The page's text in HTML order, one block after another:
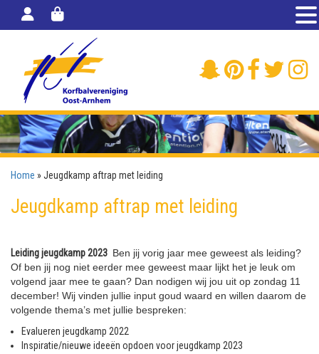
Home »Jeugdkamp aftrap met leiding
Jeugdkamp aftrap met leiding
Leiding jeugdkamp 2023 Ben jij vorig jaar mee geweest als leiding?
Of ben jij nog niet eerder mee geweest maar lijkt het je leuk om
volgend jaar mee te gaan? Dan nodigen wij jou uit op zondag 11
december! Wij vinden jullie input goud waard en willen daarom de
volgende thema’s met jullie bespreken:
Evalueren jeugdkamp 2022
Inspiratie/nieuwe ideeën opdoen voor jeugdkamp 2023